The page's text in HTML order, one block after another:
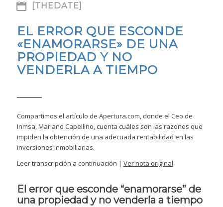
[THEDATE]
EL ERROR QUE ESCONDE
«ENAMORARSE» DE UNA
PROPIEDAD Y NO
VENDERLA A TIEMPO
Compartimos el artículo de Apertura.com, donde el Ceo de
Inmsa, Mariano Capellino, cuenta cuáles son las razones que
impiden la obtención de una adecuada rentabilidad en las
inversiones inmobiliarias.
Leer transcripción a continuación | Ver nota original
El error que esconde “enamorarse” de
una propiedad y no venderla a tiempo